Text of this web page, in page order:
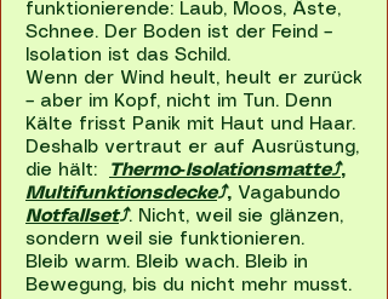
funktionierende: Laub, Moos, Äste,
Schnee. Der Boden ist der Feind –
Isolation ist das Schild.
Wenn der Wind heult, heult er zurück
– aber im Kopf, nicht im Tun. Denn
Kälte frisst Panik mit Haut und Haar.
Deshalb vertraut er auf Ausrüstung,
die hält:
Thermo‑Isolationsmatte⤴,
Multifunktionsdecke⤴, Vagabundo
Notfallset⤴. Nicht, weil sie glänzen,
sondern weil sie funktionieren.
Bleib warm. Bleib wach. Bleib in
Bewegung, bis du nicht mehr musst.